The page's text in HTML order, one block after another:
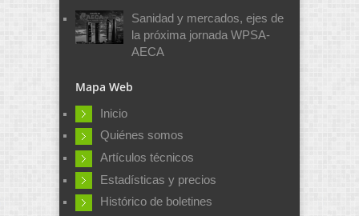
Sanidad y mercados, ejes de
la próxima jornada WPSA-
AECA
Mapa Web
Inicio
Quiénes somos
Artículos técnicos
Estadísticas y precios
Histórico de boletines